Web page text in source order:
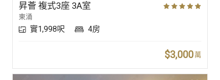
昇薈 複式3座 3A室
東涌
實1,998呎 4房
$3,000萬